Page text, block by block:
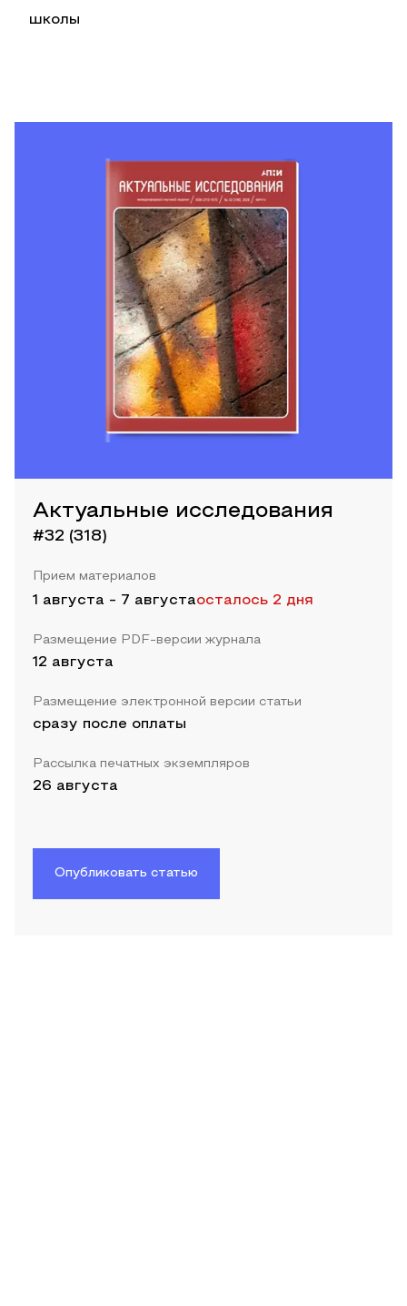
школы
Актуальные исследования
#32 (318)
Прием материалов
1 августа - 7 августаосталось 2 дня
Размещение PDF-версии журнала
12 августа
Размещение электронной версии статьи
сразу после оплаты
Рассылка печатных экземпляров
26 августа
Опубликовать статью